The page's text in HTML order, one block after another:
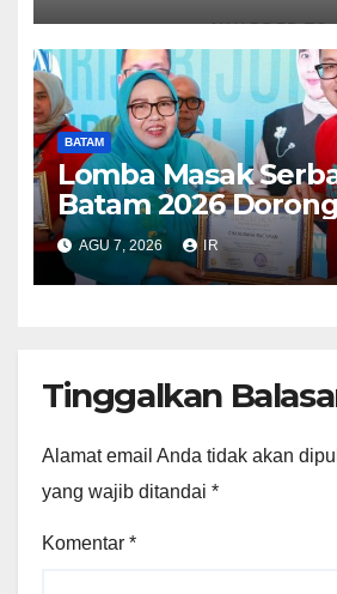
BATAM
Lomba Masak
Batam 2026
Makan Ikan
AGU 7, 2026 IR
Tinggalkan
Alamat email Anda tidak akan
yang wajib ditandai *
Komentar *